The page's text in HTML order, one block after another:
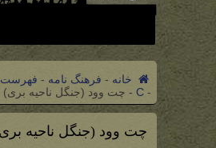
خانه - فرهنگ نامه - فهرست
-
C
- چت وود (جنگل ناحیه بری)
چت وود (جنگل ناحیه